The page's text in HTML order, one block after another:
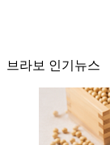
브라보 인기뉴스